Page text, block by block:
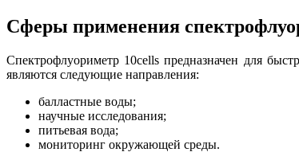
Сферы применения
Спектрофлуориметр 10cells предназначен для
являются следующие направления:
балластные воды;
научные исследования;
питьевая вода;
мониторинг окружающей среды.